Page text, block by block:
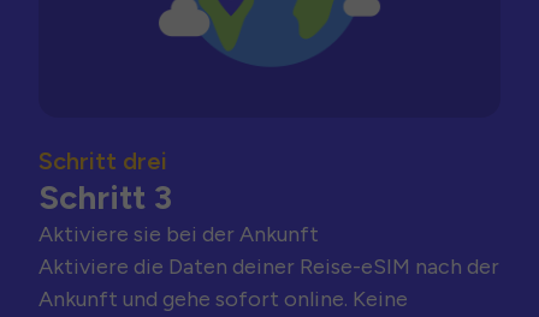
Schritt drei
Schritt 3
Aktiviere sie bei der Ankunft
Aktiviere die Daten deiner Reise-eSIM nach der
Ankunft und gehe sofort online. Keine